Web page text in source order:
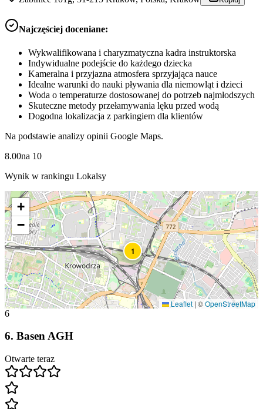
Najczęściej doceniane:
Wykwalifikowana i charyzmatyczna kadra instruktorska
Indywidualne podejście do każdego dziecka
Kameralna i przyjazna atmosfera sprzyjająca nauce
Idealne warunki do nauki pływania dla niemowląt i dzieci
Woda o temperaturze dostosowanej do potrzeb najmłodszych
Skuteczne metody przełamywania lęku przed wodą
Dogodna lokalizacja z parkingiem dla klientów
Na podstawie analizy opinii Google Maps.
8.00na 10
Wynik w rankingu Lokalsy
1
+
−
Leaflet | ©OpenStreetMap
6
6. Basen AGH
Otwarte teraz